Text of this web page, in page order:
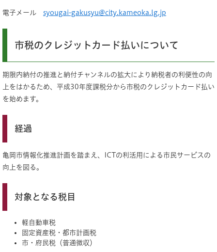
電子メール syougai-gakusyu@city.kameoka.lg.jp
市税のクレジットカード払いについて
期限内納付の推進と納付チャンネルの拡大により納税者の利便性の向
上をはかるため、平成30年度課税分から市税のクレジットカード払い
を始めます。
経過
亀岡市情報化推進計画を踏まえ、ICTの利活用による市民サービスの
向上を図る。
対象となる税目
軽自動車税
固定資産税・都市計画税
市・府民税（普通徴収）